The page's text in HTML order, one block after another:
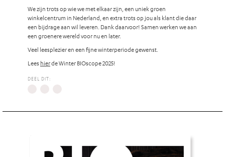
We zijn trots op wie we met elkaar zijn, een uniek groen
winkelcentrum in Nederland, en extra trots op jou als klant die daar
een bijdrage aan wil leveren. Dank daarvoor! Samen werken we aan
een groenere wereld voor nu en later.
Veel leesplezier en een fijne winterperiode gewenst.
Leeshierde Winter BIOscope 2025!
DEEL DIT: